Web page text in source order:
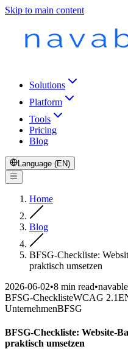
Skip to main content
Solutions
Platform
Tools
Pricing
Blog
Language (EN)
Home
Blog
BFSG-Checkliste:
praktisch umsetzen
2026-06-02•8 min read•
BFSG-ChecklisteWCAG 2.1
UnternehmenBFSG
BFSG-Checkliste: Website-
praktisch umsetzen